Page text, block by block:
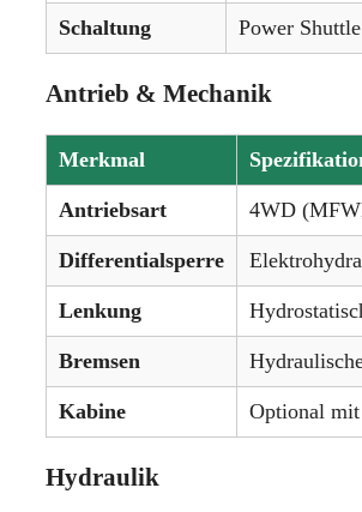
Schaltung Power
Antrieb & Mechanik
Merkmal
Antriebsart 4WD
Differentialsperre
Lenkung
Bremsen
Kabine Optional mit
Hydraulik